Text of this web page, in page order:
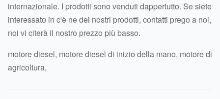
internazionale. I prodotti sono venduti dappertutto. Se siete
interessato in c'è ne dei nostri prodotti, contatti prego a noi,
noi vi citerà il nostro prezzo più basso.
motore diesel, motore diesel di inizio della mano, motore di
agricoltura,